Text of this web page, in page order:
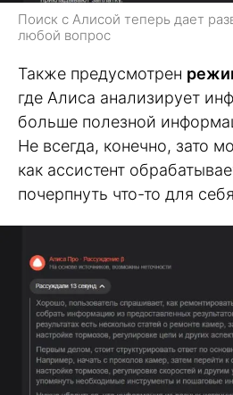
Поиск с Алисой теперь дает
любой вопрос
Также предусмотрен
где Алиса анализирует
больше полезной
Не всегда, конечно, зато
как ассистент
почерпнуть что-то для